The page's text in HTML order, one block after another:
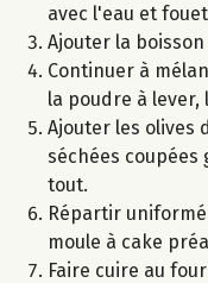
avec l'eau et
Ajouter la
Continuer à
la poudre à
Ajouter les olives
séchées coupées
tout.
Répartir
moule à cake
Faire cuire au